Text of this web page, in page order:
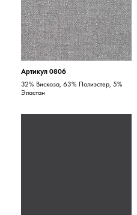
Артикул 0806
32% Вискоза, 63% Полиэстер, 5%
Эластан